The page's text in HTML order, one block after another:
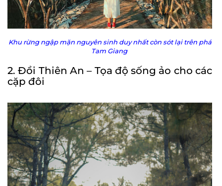
Khu rừng ngập mặn nguyên sinh duy nhất còn sót lại trên phá
Tam Giang
2. Đồi Thiên An – Tọa độ sống ảo cho các
cặp đôi